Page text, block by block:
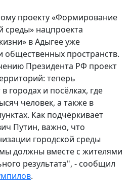
проекту «Формирование
среды» нацпроекта
в Адыгее уже
общественных пространств.
Президента РФ проект
теперь
городах и посёлках, где
человек, а также в
Как подчёркивает
Путин, важно, что
городской среды
должны вместе с жителями
результата", - сообщил
.